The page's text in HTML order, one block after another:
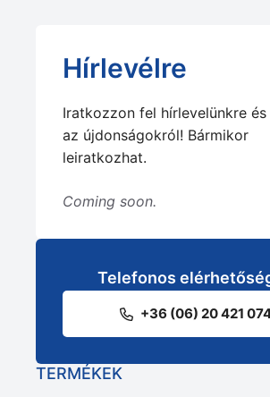
Hírlevélre
Iratkozzon fel hírlevelünkre
az újdonságokról! Bármikor
leiratkozhat.
Coming soon.
Telefonos
+36 (06) 20 421
TERMÉKEK